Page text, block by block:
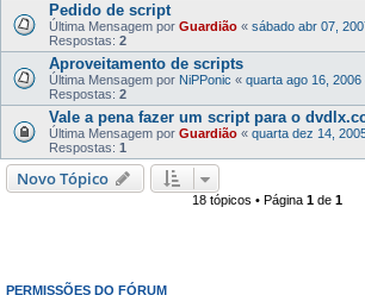
Pedido de script
Última Mensagem por Guardião « sábado abr 07,
Respostas: 2
Aproveitamento de scripts
Última Mensagem por NiPPonic « quarta ago 16, 2006
Respostas: 2
Vale a pena fazer um script para o
Última Mensagem por Guardião « quarta dez 14,
Respostas: 1
Novo Tópico
18 tópicos • Página 1 de 1
PERMISSÕES DO FÓRUM